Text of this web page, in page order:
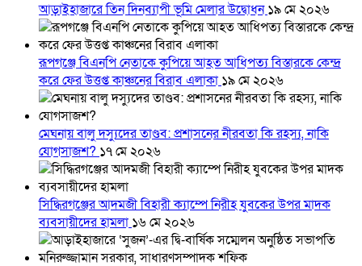
আড়াইহাজারে তিন দিনব্যাপী ভূমি মেলার উদ্বোধন১৯ মে ২০২৬
রূপগঞ্জে বিএনপি নেতাকে কুপিয়ে আহত আধিপত্য বিস্তারকে কেন্দ্র
করে ফের উত্তপ্ত কাঞ্চনের বিরাব এলাকা ১৯ মে ২০২৬
মেঘনায় বালু দস্যুদের তাণ্ডব: প্রশাসনের নীরবতা কি রহস্য, নাকি
যোগসাজশ? ১৭ মে ২০২৬
সিদ্ধিরগঞ্জের আদমজী বিহারী ক্যাম্পে নিরীহ যুবকের উপর মাদক
ব্যবসায়ীদের হামলা ১৬ মে ২০২৬